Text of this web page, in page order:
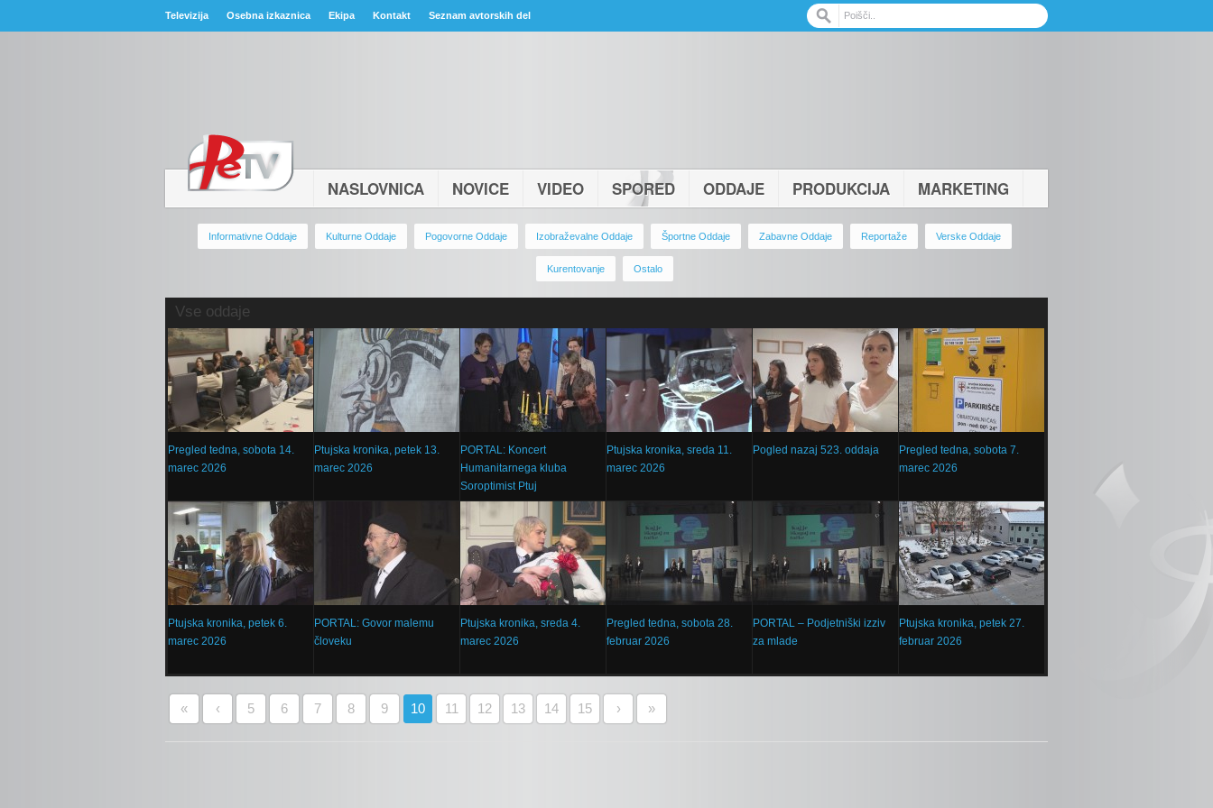
Televizija Osebna izkaznica Ekipa Kontakt Seznam avtorskih del
NASLOVNICA NOVICE VIDEO SPORED ODDAJE PRODUKCIJA MARKETING
Informativne Oddaje Kulturne Oddaje Pogovorne Oddaje Izobraževalne Oddaje Športne Oddaje Zabavne Oddaje Reportaže Verske Oddaje
Kurentovanje Ostalo
Vse oddaje
Pregled tedna, sobota 14.
marec 2026
Ptujska kronika, petek 13.
marec 2026
PORTAL: Koncert
Humanitarnega kluba
Soroptimist Ptuj
Ptujska kronika, sreda 11.
marec 2026
Pogled nazaj 523. oddaja
Pregled tedna, sobota 7.
marec 2026
Ptujska kronika, petek 6.
marec 2026
PORTAL: Govor malemu
človeku
Ptujska kronika, sreda 4.
marec 2026
Pregled tedna, sobota 28.
februar 2026
PORTAL – Podjetniški izziv
za mlade
Ptujska kronika, petek 27.
februar 2026
« ‹ 5 6 7 8 9 10 11 12 13 14 15 › »